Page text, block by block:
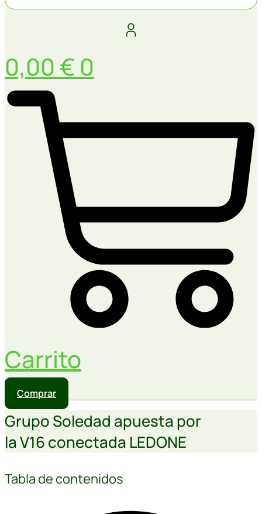
0,00 € 0
Carrito
Comprar
Grupo Soledad apuesta por
la V16 conectada LEDONE
Tabla de contenidos